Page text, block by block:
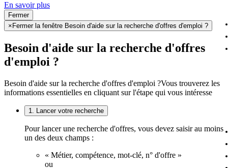
En savoir plus
Fermer
× Fermer la fenêtre Besoin d'aide sur la recherche d'offres d'emploi ?
Besoin d'aide sur la recherche d'offres
d'emploi ?
Besoin d'aide sur la recherche d'offres d'emploi ?Vous trouverez les
informations essentielles en cliquant sur l'étape qui vous intéresse
1. Lancer votre recherche
Pour lancer une recherche d'offres, vous devez saisir au moins
un des deux champs :
« Métier, compétence, mot-clé, n° d'offre »
ou